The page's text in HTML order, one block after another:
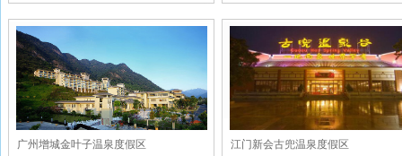
广州增城金叶子温泉度假区
江门新会古兜温泉度假区